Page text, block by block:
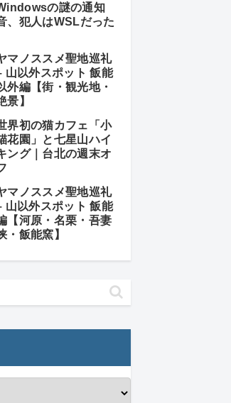
の謎の通知
、犯人はWSLだった
マノススメ聖地巡礼
山以外スポット 飯能
外編【街・観光地・
景】
界初の猫カフェ「小
花園」と七星山ハイ
ング｜台北の週末オ
マノススメ聖地巡礼
山以外スポット 飯能
【河原・名栗・吾妻
・飯能窯】